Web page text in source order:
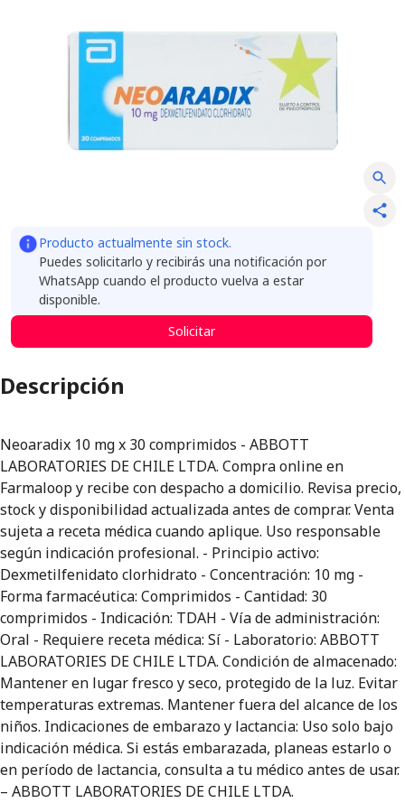
Producto actualmente sin stock.
Puedes solicitarlo y recibirás una notificación por
WhatsApp cuando el producto vuelva a estar
disponible.
Solicitar
Descripción
Neoaradix 10 mg x 30 comprimidos - ABBOTT
LABORATORIES DE CHILE LTDA. Compra online en
Farmaloop y recibe con despacho a domicilio. Revisa precio,
stock y disponibilidad actualizada antes de comprar. Venta
sujeta a receta médica cuando aplique. Uso responsable
según indicación profesional. - Principio activo:
Dexmetilfenidato clorhidrato - Concentración: 10 mg -
Forma farmacéutica: Comprimidos - Cantidad: 30
comprimidos - Indicación: TDAH - Vía de administración:
Oral - Requiere receta médica: Sí - Laboratorio: ABBOTT
LABORATORIES DE CHILE LTDA. Condición de almacenado:
Mantener en lugar fresco y seco, protegido de la luz. Evitar
temperaturas extremas. Mantener fuera del alcance de los
niños. Indicaciones de embarazo y lactancia: Uso solo bajo
indicación médica. Si estás embarazada, planeas estarlo o
en período de lactancia, consulta a tu médico antes de usar.
– ABBOTT LABORATORIES DE CHILE LTDA.